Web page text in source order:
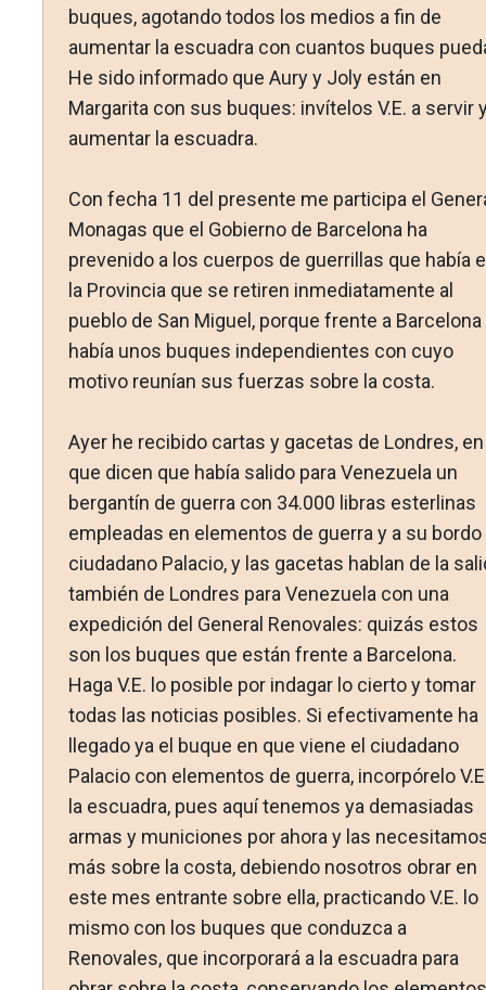
buques, agotando todos los medios a fin de
aumentar la escuadra con cuantos buques
He sido informado que Aury y Joly están en
Margarita con sus bu­ques: invítelos V.E. a servir
aumentar la escuadra.
Con fecha 11 del presente me participa el
Monagas que el Gobierno de Barcelona ha
prevenido a los cuerpos de guerrillas que había
la Provincia que se retiren inmediatamente al
pueblo de San Miguel, porque frente a Barcelona
ha­bía unos buques independientes con cuyo
motivo reunían sus fuerzas sobre la costa.
Ayer he recibido cartas y gacetas de Londres, en
que dicen que había salido para Venezuela un
bergantín de guerra con 34.000 libras esterlinas
empleadas en elementos de guerra y a su bordo
ciudadano Palacio, y las gacetas hablan de la
también de Londres para Venezuela con una
expedición del General Renovales: quizás estos
son los buques que están frente a Barcelona.
Haga V.E. lo posible por indagar lo cierto y tomar
todas las noticias posibles. Si efectivamente ha
llegado ya el buque en que viene el ciudadano
Palacio con elementos de guerra, incorpórelo
la escuadra, pues aquí tenemos ya demasiadas
armas y municiones por ahora y las
más sobre la costa, debiendo nosotros obrar en
este mes entrante sobre ella, practicando V.E. lo
mismo con los buques que con­duzca a
Renovales, que incorporará a la escuadra para